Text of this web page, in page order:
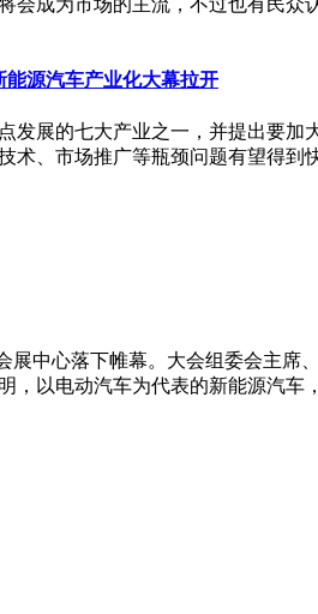
成为市场的主流，不过也有民
能源汽车产业化大幕拉开
发展的七大产业之一，并提出要
、市场推广等瓶颈问题有望得到
中心落下帷幕。大会组委会主
，以电动汽车为代表的新能源汽车